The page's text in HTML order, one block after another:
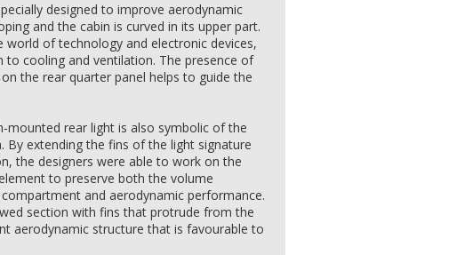
designed to improve aerodynamic
and the cabin is curved in its upper part.
world of technology and electronic devices,
to cooling and ventilation. The presence of
the rear quarter panel helps to guide the
mounted rear light is also symbolic of the
By extending the fins of the light signature
the designers were able to work on the
to preserve both the volume
and aerodynamic performance.
section with fins that protrude from the
aerodynamic structure that is favourable to